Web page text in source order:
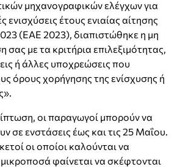
μηχανογραφικών ελέγχων για
ενισχύσεις έτους ενιαίας αίτησης
(ΕΑΕ 2023), διαπιστώθηκε η μη
με τα κριτήρια επιλεξιμότητας,
ή άλλες υποχρεώσεις που
όρους χορήγησης της ενίσχυσης ή
οι παραγωγοί μπορούν να
σε ενστάσεις έως και τις 25 Μαΐου.
οι οποίοι καλούνται να
φαίνεται να σκέφτονται